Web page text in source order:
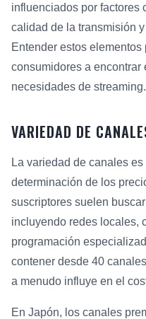
influenciados por factores
calidad de la transmisión
Entender estos
consumidores a encontrar
necesidades de streaming.
VARIEDAD DE
La variedad de canales
determinación de los
suscriptores suelen
incluyendo redes locales,
programación
contener desde 40
a menudo influye en el
En Japón, los canales